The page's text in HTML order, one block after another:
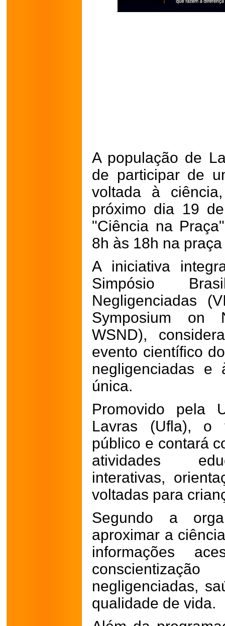
A população de
de participar de
voltada à
próximo dia 19
"Ciência na
8h às 18h na
A iniciativa
Simpósio
Negligenciadas
Symposium on
WSND),
evento científico
negligenciadas e
única.
Promovido pela
Lavras (Ufla), o
público e contará
atividades
interativas,
voltadas para
Segundo a
aproximar a
informações
negligenciadas,
qualidade de vida.